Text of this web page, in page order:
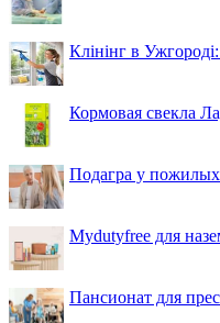
Клінінг в
Кормовая свекла
Подагра у пожилых
Mydutyfree для
Пансионат для